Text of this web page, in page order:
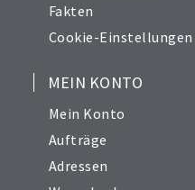
Fakten
Cookie-Einstellungen
MEIN KONTO
Mein Konto
Aufträge
Adressen